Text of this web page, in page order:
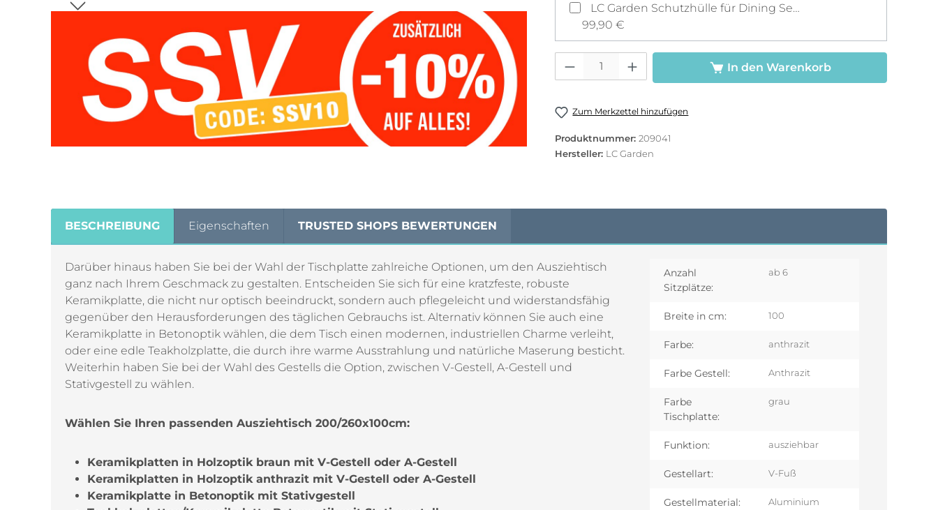
LC Garden Schutzhülle für Dining Sets L grau 310x180x115cm
99,90 €
Produkt Anzahl: Gib den gewünschten Wert ein oder benutze die Schaltflächen um die
In den Warenkorb
Zum Merkzettel hinzufügen
Produktnummer:209041
Hersteller: LC Garden
BESCHREIBUNG Eigenschaften TRUSTED SHOPS BEWERTUNGEN
Darüber hinaus haben Sie bei der Wahl der Tischplatte zahlreiche Optionen, um den Ausziehtisch
ganz nach Ihrem Geschmack zu gestalten. Entscheiden Sie sich für eine kratzfeste, robuste
Keramikplatte, die nicht nur optisch beeindruckt, sondern auch pflegeleicht und widerstandsfähig
gegenüber den Herausforderungen des täglichen Gebrauchs ist. Alternativ können Sie auch eine
Keramikplatte in Betonoptik wählen, die dem Tisch einen modernen, industriellen Charme verleiht,
oder eine edle Teakholzplatte, die durch ihre warme Ausstrahlung und natürliche Maserung besticht.
Weiterhin haben Sie bei der Wahl des Gestells die Option, zwischen V-Gestell, A-Gestell und
Stativgestell zu wählen.
Wählen Sie Ihren passenden Ausziehtisch 200/260x100cm:
Keramikplatten in Holzoptik braun mit V-Gestell oder A-Gestell
Keramikplatten in Holzoptik anthrazit mit V-Gestell oder A-Gestell
Keramikplatte in Betonoptik mit Stativgestell
Anzahl
Sitzplätze:
ab 6
Breite in cm: 100
Farbe: anthrazit
Farbe Gestell: Anthrazit
Farbe
Tischplatte:
grau
Funktion: ausziehbar
Gestellart: V-Fuß
Gestellmaterial: Aluminium